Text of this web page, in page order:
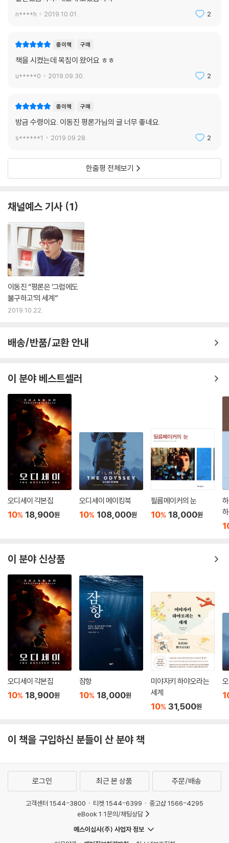
189. 「바람난 가족」 임상수
190. 「브루스 올마이티」 톰 셰디악
192. 「살인의 추억」 봉준호
194. 「지구를 지켜라」 장준환
195. 「태양의 눈물」 앙투안 퓨쿠아
197. 「갱스 오브 뉴욕」 마틴 스콜세지
199. 「죽어도 좋아」 박진표
200. 「복수는 나의 것」 박찬욱
203. 「순애보」 이재용
205. 「여고괴담 두 번째 이야기」 김태용, 민규동
206. 「라이브 플래쉬」 페드로 알모도바르
207. 「검은 고양이 흰 고양이」 에밀 쿠스투리차
208. 「벨벳 골드마인」 토드 헤인스
n****h 2019.10.01. 2
종이책 구매
책을 시켰는데 목침이 왔어요 ㅎㅎ
u*****0 2019.09.30. 2
종이책 구매
방금 수령이요. 이동진 평론가님의 글 너무 좋네요.
s******1 2019.09.28. 2
한줄평 전체보기
채널예스 기사 1
이동진 “평론은 ‘그럼에도
불구하고’의 세계”
2019.10.22.
배송/반품/교환 안내
이 분야 베스트셀러
오디세이 각본집
10% 18,900원
오디세이 메이킹북
10% 108,000원
필름메이커의 눈
10% 18,000원
이 분야 신상품
오디세이 각본집
10% 18,900원
잠항
10% 18,000원
미야자키 하야오라는
세계
10% 31,500원
이 책을 구입하신 분들이 산 분야 책
로그인 최근 본 상품 주문/배송
고객센터 1544-3800 티켓 1544-6399
중고샵 1566-4295
eBook 1:1문의/채팅상담
예스이십사(주) 사업자 정보